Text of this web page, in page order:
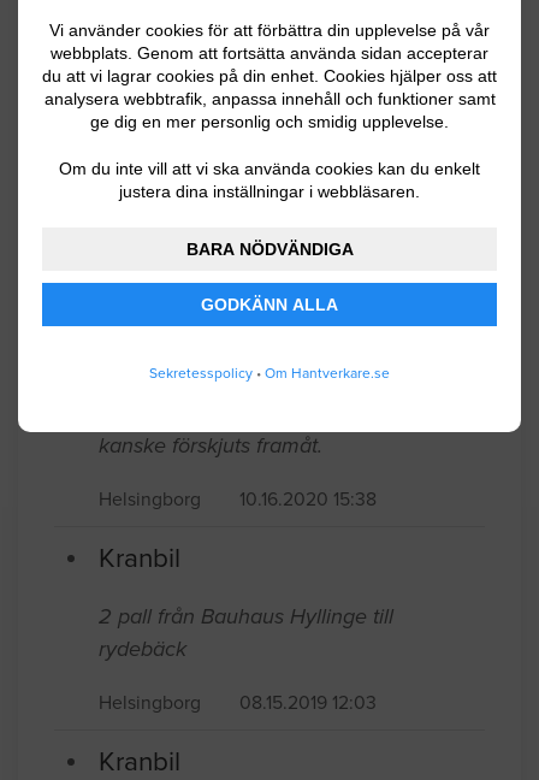
Vi använder cookies för att förbättra din upplevelse på vår
webbplats. Genom att fortsätta använda sidan accepterar
du att vi lagrar cookies på din enhet. Cookies hjälper oss att
analysera webbtrafik, anpassa innehåll och funktioner samt
ge dig en mer personlig och smidig upplevelse.
Om du inte vill att vi ska använda cookies kan du enkelt
justera dina inställningar i webbläsaren.
BARA NÖDVÄNDIGA
GODKÄNN ALLA
Sekretesspolicy • Om Hantverkare.se
Kranbil
Hej! Vad kostar det att få ett spabad
230*230cm och 460kg fraktat inom
till trädgården?Tar endast emot offert på
Mail.
Kranbil
40 m2. Undergolvet fusklagt och måste
kanske förskjuts framåt.
Helsingborg 10.16.2020 15:38
Kranbil
2 pall från Bauhaus Hyllinge till
rydebäck
Helsingborg 08.15.2019 12:03
Kranbil